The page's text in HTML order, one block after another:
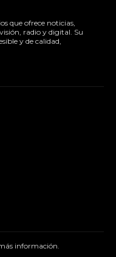
que ofrece noticias,
radio y digital. Su
y de calidad,
información.